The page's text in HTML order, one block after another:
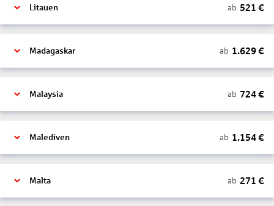
Litauen ab 521 €
Madagaskar ab 1.629€
Malaysia ab 724€
Malediven ab 1.154€
Malta ab 271 €